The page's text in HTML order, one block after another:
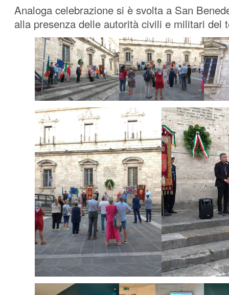
Analoga celebrazione si è svolta a San
alla presenza delle autorità civili e militari del